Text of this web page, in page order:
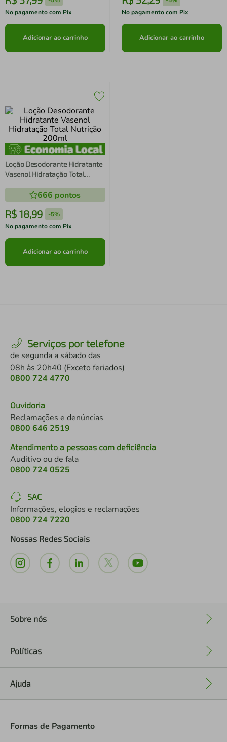
No pagamento com Pix
Adicionar ao carrinho
No pagamento com Pix
Adicionar ao carrinho
Loção Desodorante Hidratante
Vasenol Hidratação Total
666 pontos
R$ 18,99 -5%
No pagamento com Pix
Adicionar ao carrinho
Serviços por telefone
de segunda a sábado das
08h às 20h40 (Exceto feriados)
0800 724 4770
Ouvidoria
Reclamações e denúncias
0800 646 2519
Atendimento a pessoas com deficiência
Auditivo ou de fala
0800 724 0525
SAC
Informações, elogios e reclamações
0800 724 7220
Nossas Redes Sociais
Sobre nós
Políticas
Ajuda
Formas de Pagamento